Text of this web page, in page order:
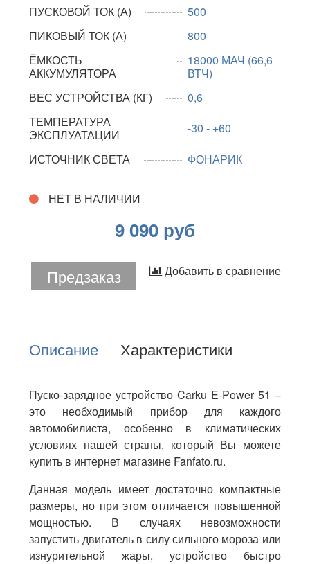
ПУСКОВОЙ ТОК (А)
500
ПИКОВЫЙ ТОК (А)
800
ЁМКОСТЬ
АККУМУЛЯТОРА
18000 МАЧ (66,6
ВТЧ)
ВЕС УСТРОЙСТВА (КГ)
0,6
ТЕМПЕРАТУРА
ЭКСПЛУАТАЦИИ
-30 - +60
ИСТОЧНИК СВЕТА
ФОНАРИК
НЕТ В НАЛИЧИИ
9 090 руб
Предзаказ Добавить в сравнение
Описание Характеристики
Пуско-зарядное устройство Carku E-Power 51 –
это необходимый прибор для каждого
автомобилиста, особенно в климатических
условиях нашей страны, который Вы можете
купить в интернет магазине Fanfato.ru.
Данная модель имеет достаточно компактные
размеры, но при этом отличается повышенной
мощностью. В случаях невозможности
запустить двигатель в силу сильного мороза или
изнурительной жары, устройство быстро